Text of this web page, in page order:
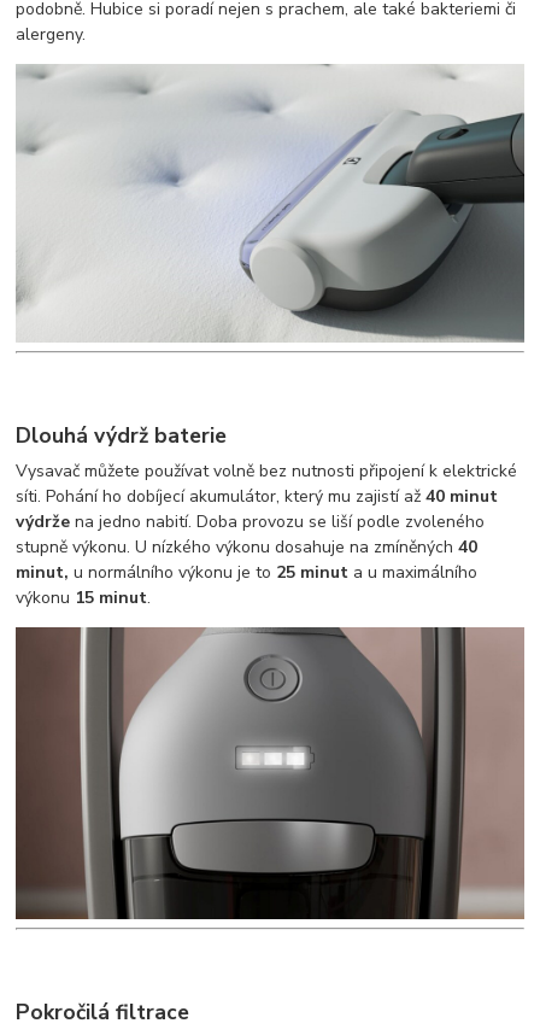
podobně. Hubice si poradí nejen s prachem, ale také bakteriemi či
alergeny.
Dlouhá výdrž baterie
Vysavač můžete používat volně bez nutnosti připojení k elektrické
síti. Pohání ho dobíjecí akumulátor, který mu zajistí až40 minut
výdrže na jedno nabití. Doba provozu se liší podle zvoleného
stupně výkonu. U nízkého výkonu dosahuje na zmíněných40
minut, u normálního výkonu je to 25 minut a u maximálního
výkonu 15 minut.
Pokročilá filtrace